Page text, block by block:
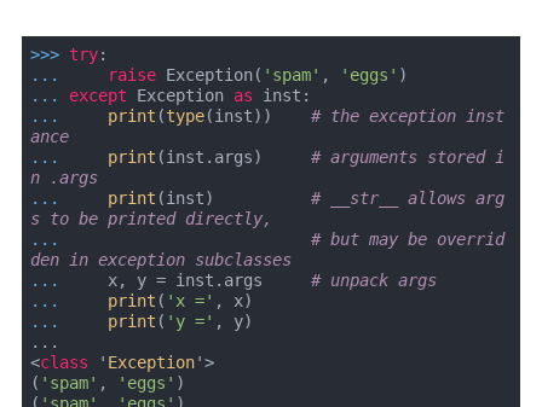
>>> try
...
raise Exception( 'spam' , 'eggs'
... except Exception as
...
print (type(inst)) # the exception inst
ance
...
print (inst.args) # arguments stored i
n .args
...
print (inst) # __str__ allows arg
s to be printed directly,
...
# but may be overrid
den in exception subclasses
...
    x, y = inst.args
# unpack args
...
print ( 'x ='
...
print ( 'y =' , y)
...
<class ' Exception'>
( 'spam' , 'eggs' )